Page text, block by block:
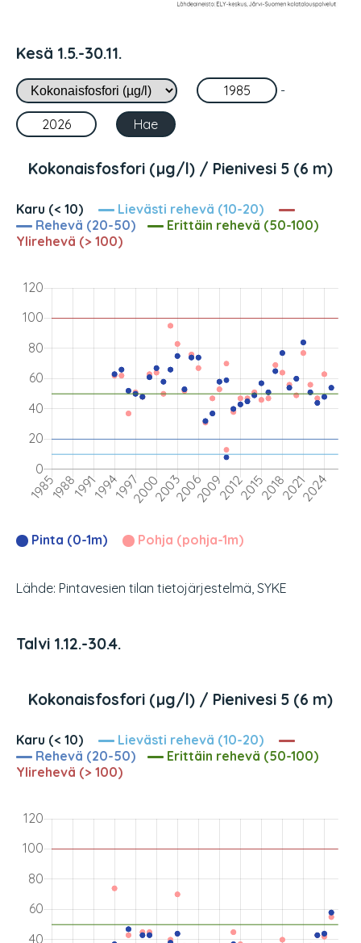
Kesä 1.5.-30.11.
-
Kokonaisfosfori (µg/l) / Pienivesi 5 (6 m)
Karu (< 10)
Lievästi rehevä (10-20)
Rehevä (20-50)
Erittäin rehevä (50-100)
Ylirehevä (> 100)
Pinta (0-1m) Pohja (pohja-1m)
Lähde: Pintavesien tilan tietojärjestelmä, SYKE
Talvi 1.12.-30.4.
Kokonaisfosfori (µg/l) / Pienivesi 5 (6 m)
Karu (< 10)
Lievästi rehevä (10-20)
Rehevä (20-50)
Erittäin rehevä (50-100)
Ylirehevä (> 100)